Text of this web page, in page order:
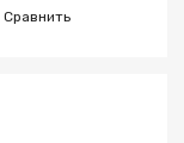
Сравнить